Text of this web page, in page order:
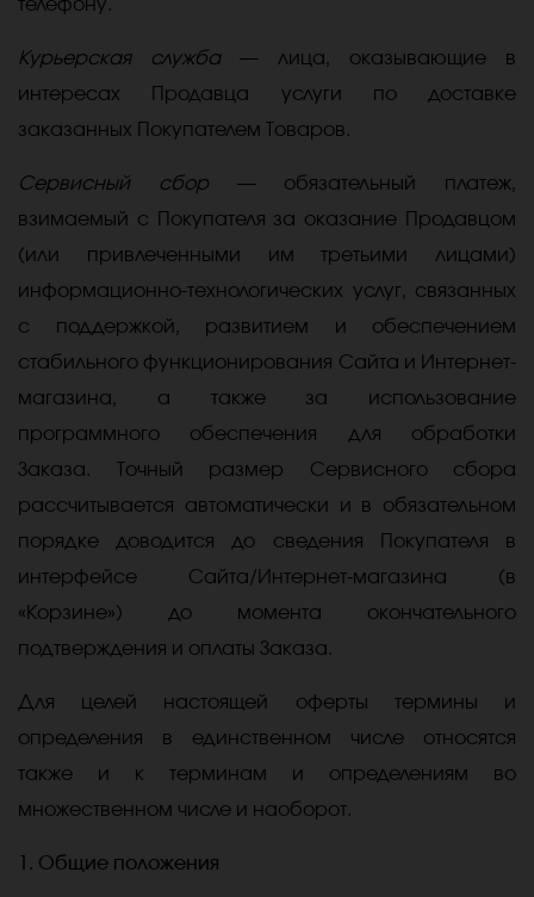
телефону.
Курьерская служба— лица, оказывающие в
интересах Продавца услуги по доставке
заказанных Покупателем Товаров.
Сервисный сбор— обязательный платеж,
взимаемый с Покупателя за оказание Продавцом
(или привлеченными им третьими лицами)
информационно-технологических услуг, связанных
с поддержкой, развитием и обеспечением
стабильного функционирования Сайта и Интернет-
магазина, а также за использование
программного обеспечения для обработки
Заказа. Точный размер Сервисного сбора
рассчитывается автоматически и в обязательном
порядке доводится до сведения Покупателя в
интерфейсе Сайта/Интернет-магазина (в
«Корзине») до момента окончательного
подтверждения и оплаты Заказа.
Для целей настоящей оферты термины и
определения в единственном числе относятся
также и к терминам и определениям во
множественном числе и наоборот.
1. Общие положения